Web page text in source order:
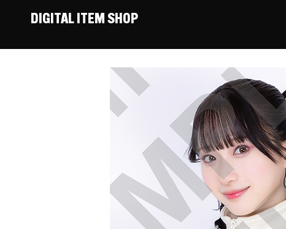
DIGITAL ITEM SHOP